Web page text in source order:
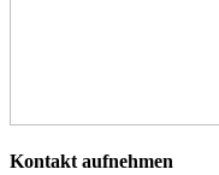
Kontakt aufnehmen